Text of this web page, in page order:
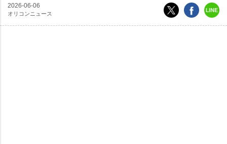
2026-06-06
オリコンニュース